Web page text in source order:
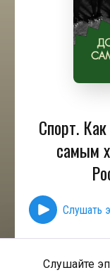
Спорт.
самым
Слушать
Слушайте